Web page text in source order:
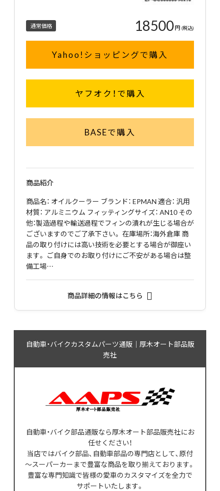
通常価格 18500円 (税込)
Yahoo!ショッピングで購入
ヤフオク！で購入
BASEで購入
商品紹介
商品名： オイルクーラー ブランド： EPMAN 適合： 汎用
材質： アルミニウム フィッティングサイズ： AN10 その
他：製造過程や輸送過程でフィンの潰れが生じる場合が
ございますのでご了承下さい。 在庫場所：海外倉庫 商
品の取り付けには高い技術を必要とする場合が御座い
ます。 ご自身でのお取り付けにご不安がある場合は整
備工場…
商品詳細の情報はこちら
自動車・バイクカスタムパーツ通販｜厚木オート部品販
売社
自動車・バイク部品通販なら厚木オート部品販売社にお
任せください！
当店ではバイク部品、自動車部品の専門店として、原付
～スーパーカーまで豊富な商品を取り揃えております。
豊富な専門知識で皆様の愛車のカスタマイズを全力で
サポートいたします。